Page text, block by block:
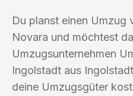
Du planst einen Umzug
Novara und möchtest
Umzugsunternehmen
Ingolstadt aus
deine Umzugsgüter